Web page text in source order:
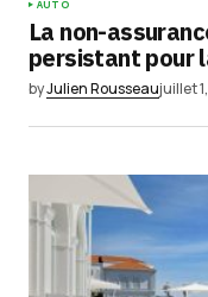
AUTO
La non-
persistant pour
byJulien Rousseaujuillet